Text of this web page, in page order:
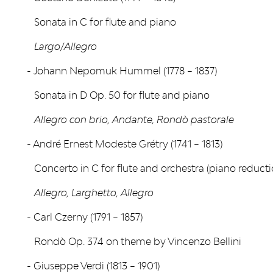
Sonata in C for flute and piano
Largo/Allegro
- Johann Nepomuk Hummel (1778 – 1837)
Sonata in D Op. 50 for flute and piano
Allegro con brio, Andante, Rondò pastorale
- André Ernest Modeste Grétry (1741 – 1813)
Concerto in C for flute and orchestra (piano
Allegro, Larghetto, Allegro
- Carl Czerny (1791 – 1857)
Rondò Op. 374 on theme by Vincenzo Bellini
- Giuseppe Verdi (1813 – 1901)